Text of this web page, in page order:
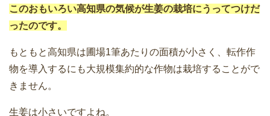
このおもいろい高知県の気候が生姜の栽培にうってつけだ
ったのです。
もともと高知県は圃場1筆あたりの面積が小さく、転作作
物を導入するにも大規模集約的な作物は栽培することがで
きません。
生姜は小さいですよね。